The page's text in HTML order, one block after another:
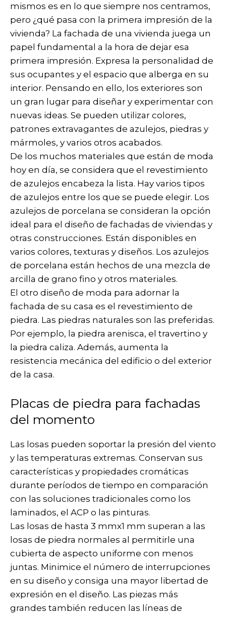
mismos es en lo que siempre nos centramos,
pero ¿qué pasa con la primera impresión de la
vivienda? La fachada de una vivienda juega un
papel fundamental a la hora de dejar esa
primera impresión. Expresa la personalidad de
sus ocupantes y el espacio que alberga en su
interior. Pensando en ello, los exteriores son
un gran lugar para diseñar y experimentar con
nuevas ideas. Se pueden utilizar colores,
patrones extravagantes de azulejos, piedras y
mármoles, y varios otros acabados.
De los muchos materiales que están de moda
hoy en día, se considera que el revestimiento
de azulejos encabeza la lista. Hay varios tipos
de azulejos entre los que se puede elegir. Los
azulejos de porcelana se consideran la opción
ideal para el diseño de fachadas de viviendas y
otras construcciones. Están disponibles en
varios colores, texturas y diseños. Los azulejos
de porcelana están hechos de una mezcla de
arcilla de grano fino y otros materiales.
El otro diseño de moda para adornar la
fachada de su casa es el revestimiento de
piedra. Las piedras naturales son las preferidas.
Por ejemplo, la piedra arenisca, el travertino y
la piedra caliza. Además, aumenta la
resistencia mecánica del edificio o del exterior
de la casa.
Placas de piedra para fachadas
del momento
Las losas pueden soportar la presión del viento
y las temperaturas extremas. Conservan sus
características y propiedades cromáticas
durante períodos de tiempo en comparación
con las soluciones tradicionales como los
laminados, el ACP o las pinturas.
Las losas de hasta 3 mmx1 mm superan a las
losas de piedra normales al permitirle una
cubierta de aspecto uniforme con menos
juntas. Minimice el número de interrupciones
en su diseño y consiga una mayor libertad de
expresión en el diseño. Las piezas más
grandes también reducen las líneas de